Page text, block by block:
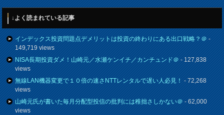
↓よく読まれている記事
インデックス投資問題点デメリットは投資の終わりにある出口戦略？＠-
149,719 views
NISA長期投資ダメ！山崎元／水瀬ケンイチ／カンチュンド＠- 127,838
views
無線LAN機器変更で１０倍の速さNTTレンタルで遅い人必見！- 72,268
views
山崎元氏が書いた毎月分配型投信の批判には稚拙さしかない＠- 62,000
views